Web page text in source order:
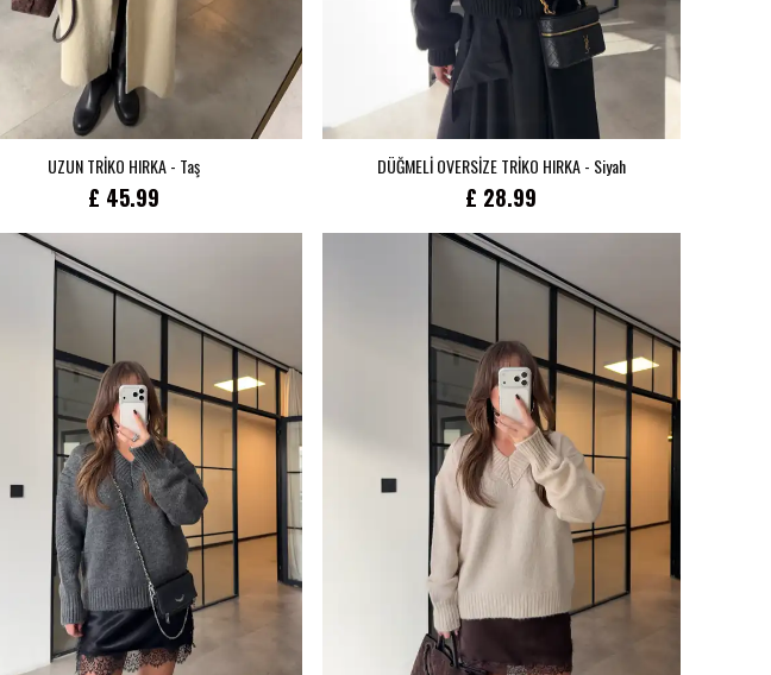
UZUN TRİKO HIRKA - Taş
£ 45.99
DÜĞMELİ OVERSİZE TRİKO HIRKA - Siyah
£ 28.99
Hoş Geldin🖤
Ailemizin bir parçası
ol, özel indirimleri
keşfet.
Ailemize katıl, indirimleri herkesten önce sen
öğren, Fırsatlarını Kaçırma!
Kullanım Koşullarını kabul ediyorum
Kayıt Ol
E-posta adresinizi girerek pazarlama ve tanıtım ile ilgili iletişim almayı kabul
edersiniz ve Gizlilik Politikamızı okuduğunuzu ve kabul ettiğinizi onaylarsınız.